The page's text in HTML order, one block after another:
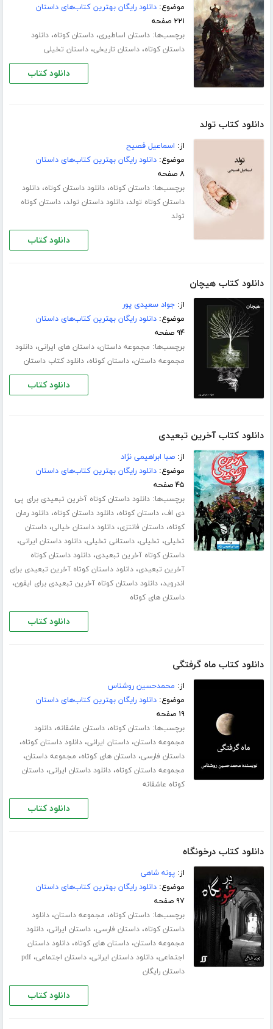
موضوع:دانلود رایگان بهترین کتاب‌های داستان
۲۲۱ صفحه
برچسب‌ها:داستان اساطیری،داستان کوتاه،دانلود
داستان کوتاه،داستان تاریخی،داستان تخیلی
دانلود کتاب
دانلود کتاب تولد
از: اسماعیل فصیح
موضوع:دانلود رایگان بهترین کتاب‌های داستان
۸ صفحه
برچسب‌ها:داستان کوتاه،دانلود داستان کوتاه،دانلود
داستان کوتاه تولد،دانلود داستان تولد،داستان کوتاه
تولد
دانلود کتاب
دانلود کتاب هیچان
از:جواد سعیدی پور
موضوع:دانلود رایگان بهترین کتاب‌های داستان
۹۴ صفحه
برچسب‌ها: مجموعه داستان،داستان های ایرانی،دانلود
مجموعه داستان،داستان کوتاه،دانلود کتاب داستان
دانلود کتاب
دانلود کتاب آخرین تبعیدی
از:صبا ابراهیمی نژاد
موضوع:دانلود رایگان بهترین کتاب‌های داستان
۴۵ صفحه
برچسب‌ها:دانلود داستان کوتاه آخرین تبعیدی برای پی
دی اف،داستان کوتاه،دانلود داستان کوتاه،دانلود رمان
کوتاه،داستان فانتزی،دانلود داستان خیالی،داستان
تخیلی، تخیلی،داستانی تخیلی،دانلود داستان ایرانی،
داستان کوتاه آخرین تبعیدی،دانلود داستان کوتاه
آخرین تبعیدی،دانلود داستان کوتاه آخرین تبعیدی برای
اندروید،دانلود داستان کوتاه آخرین تبعیدی برای ایفون،
داستان های کوتاه
دانلود کتاب
دانلود کتاب ماه گرفتگی
از: محمدحسین روشناس
موضوع:دانلود رایگان بهترین کتاب‌های داستان
۱۹ صفحه
برچسب‌ها:داستان کوتاه،داستان عاشقانه،دانلود
مجموعه داستان،داستان ایرانی،دانلود داستان کوتاه،
داستان فارسی،داستان های کوتاه، مجموعه داستان،
مجموعه داستان کوتاه،دانلود داستان ایرانی،داستان
کوتاه عاشقانه
دانلود کتاب
دانلود کتاب درخونگاه
از:پونه شاهی
موضوع:دانلود رایگان بهترین کتاب‌های داستان
۹۷ صفحه
برچسب‌ها:داستان کوتاه، مجموعه داستان،دانلود
داستان کوتاه،داستان فارسی،داستان ایرانی،دانلود
مجموعه داستان،داستان های کوتاه،دانلود داستان
اجتماعی،دانلود داستان ایرانی،داستان اجتماعی،pdf
داستان رایگان
دانلود کتاب